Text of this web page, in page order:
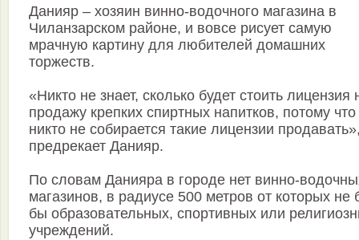
Данияр – хозяин винно-водочного магазина в
Чиланзарском районе, и вовсе рисует самую
мрачную картину для любителей домашних
торжеств.
«Никто не знает, сколько будет стоить лицензия
продажу крепких спиртных напитков, потому что
никто не собирается такие лицензии
предрекает Данияр.
По словам Данияра в городе нет винно-
магазинов, в радиусе 500 метров от которых не
бы образовательных, спортивных или
учреждений.